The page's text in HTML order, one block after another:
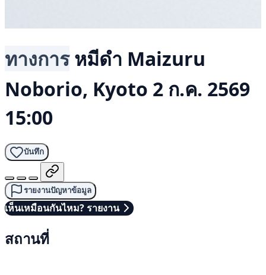
ทางการ หมีดำ Maizuru
Noborio, Kyoto 2 ก.ค. 2569
15:00
บันทึก
รายงานปัญหาข้อมูล
เห็นเหมือนกันไหม? รายงาน
สถานที่